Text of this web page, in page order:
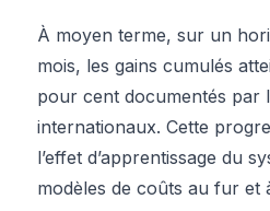
À moyen terme, sur un
mois, les gains cumulés
pour cent documentés par
internationaux. Cette
l’effet d’apprentissage du
modèles de coûts au fur et